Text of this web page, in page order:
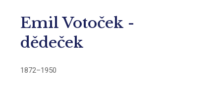
Emil Votoček -
dědeček
1872–1950